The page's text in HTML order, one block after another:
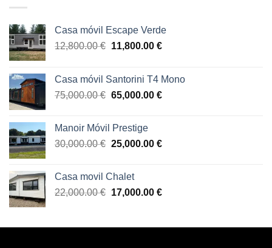
Casa móvil Escape Verde
12,800.00€ El
era:
12,800.00 €.
11,800.00 €El
es:
11,800.00 €.
Casa móvil Santorini T4 Mono
75,000.00€ El
era:
75,000.00 €.
65,000.00 €El
65,000.00 €.
Manoir Móvil Prestige
30,000.00€ El
era:
30,000.00 €.
25,000.00 €El
25,000.00 €.
Casa movil Chalet
22,000.00€ El
era:
17,000.00 €El
es: